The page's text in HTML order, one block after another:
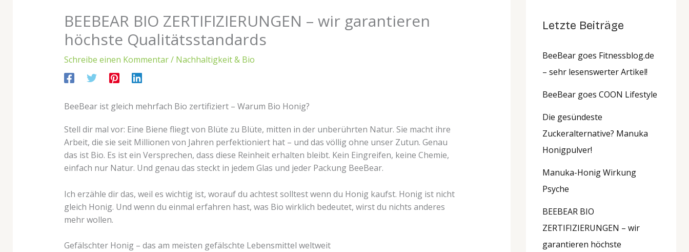
BEEBEAR BIO ZERTIFIZIERUNGEN – wir garantieren
höchste Qualitätsstandards
Schreibe einen Kommentar/ Nachhaltigkeit & Bio
BeeBear ist gleich mehrfach Bio zertifiziert – Warum Bio Honig?
Stell dir mal vor: Eine Biene fliegt von Blüte zu Blüte, mitten in der unberührten Natur. Sie macht ihre
Arbeit, die sie seit Millionen von Jahren perfektioniert hat – und das völlig ohne unser Zutun. Genau
das ist Bio. Es ist ein Versprechen, dass diese Reinheit erhalten bleibt. Kein Eingreifen, keine Chemie,
einfach nur Natur. Und genau das steckt in jedem Glas und jeder Packung BeeBear.
Ich erzähle dir das, weil es wichtig ist, worauf du achtest solltest wenn du Honig kaufst. Honig ist nicht
gleich Honig. Und wenn du einmal erfahren hast, was Bio wirklich bedeutet, wirst du nichts anderes
mehr wollen.
Gefälschter Honig – das am meisten gefälschte Lebensmittel weltweit
Letzte Beiträge
BeeBear goes Fitnessblog.de
– sehr lesenswerter Artikel!
BeeBear goes COON Lifestyle
Die gesündeste
Zuckeralternative? Manuka
Honigpulver!
Manuka-Honig Wirkung
Psyche
BEEBEAR BIO
ZERTIFIZIERUNGEN – wir
garantieren höchste